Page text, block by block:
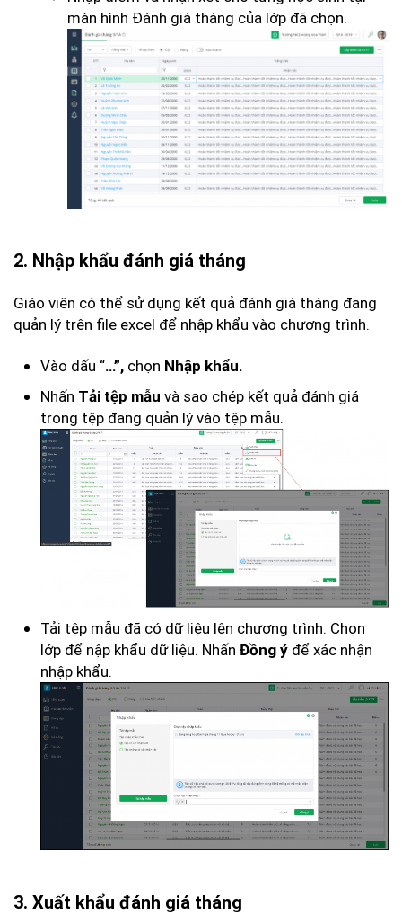
màn hình Đánh giá tháng của lớp đã chọn.
2. Nhập khẩu đánh giá tháng
Giáo viên có thể sử dụng kết quả đánh giá tháng đang
quản lý trên file excel để nhập khẩu vào chương trình.
Vào dấu “…”, chọn Nhập khẩu.
Nhấn Tải tệp mẫu và sao chép kết quả đánh giá
trong tệp đang quản lý vào tệp mẫu.
Tải tệp mẫu đã có dữ liệu lên chương trình. Chọn
lớp để nập khẩu dữ liệu. Nhấn Đồng ý để xác nhận
nhập khẩu.
3. Xuất khẩu đánh giá tháng